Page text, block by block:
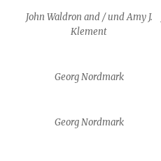
John Waldron and / und Amy J.
Klement
Georg Nordmark
Georg Nordmark